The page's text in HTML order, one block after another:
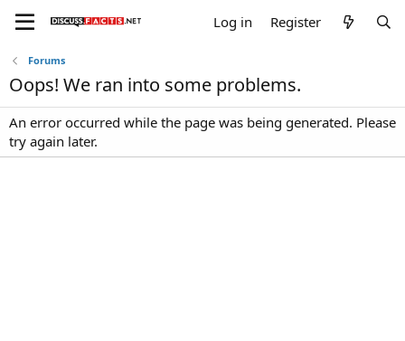
Log in Register
Forums
Oops! We ran into some problems.
An error occurred while the page was being generated. Please
try again later.